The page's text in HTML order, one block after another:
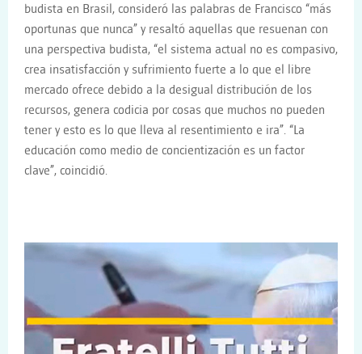
budista en Brasil, consideró las palabras de Francisco “más
oportunas que nunca” y resaltó aquellas que resuenan con
una perspectiva budista, “el sistema actual no es compasivo,
crea insatisfacción y sufrimiento fuerte a lo que el libre
mercado ofrece debido a la desigual distribución de los
recursos, genera codicia por cosas que muchos no pueden
tener y esto es lo que lleva al resentimiento e ira”. “La
educación como medio de concientización es un factor
clave”, coincidió.